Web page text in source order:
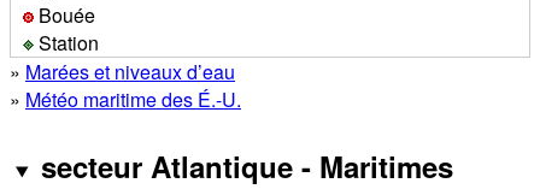
Bouée
Station
» Marées et niveaux d’eau
» Météo maritime des É.-U.
secteur Atlantique - Maritimes